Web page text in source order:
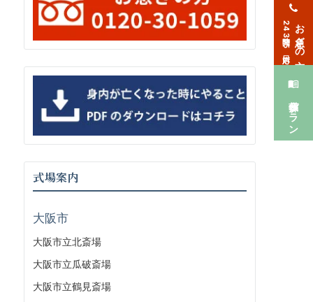
式場案内
大阪市
大阪市立北斎場
大阪市立瓜破斎場
大阪市立鶴見斎場
お急ぎの方
24時間365日対応
葬儀プラン